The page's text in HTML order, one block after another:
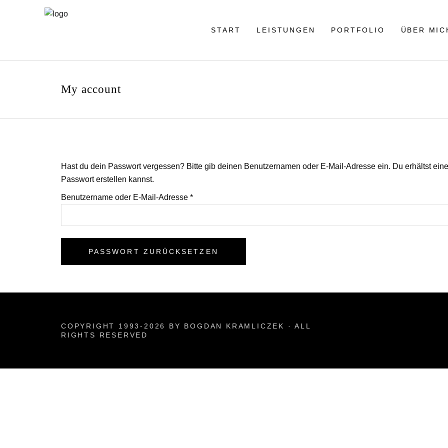
START LEISTUNGEN PORTFOLIO ÜBER
My account
Hast du dein Passwort vergessen? Bitte gib deinen Benutzernamen oder E-Mail-Adresse ein. Du erhältst
Passwort erstellen kannst.
Benutzername oder E-Mail-Adresse *Erforderlich
PASSWORT ZURÜCKSETZEN
COPYRIGHT 1993-2026 BY BOGDAN KRAMLICZEK · ALL
RIGHTS RESERVED